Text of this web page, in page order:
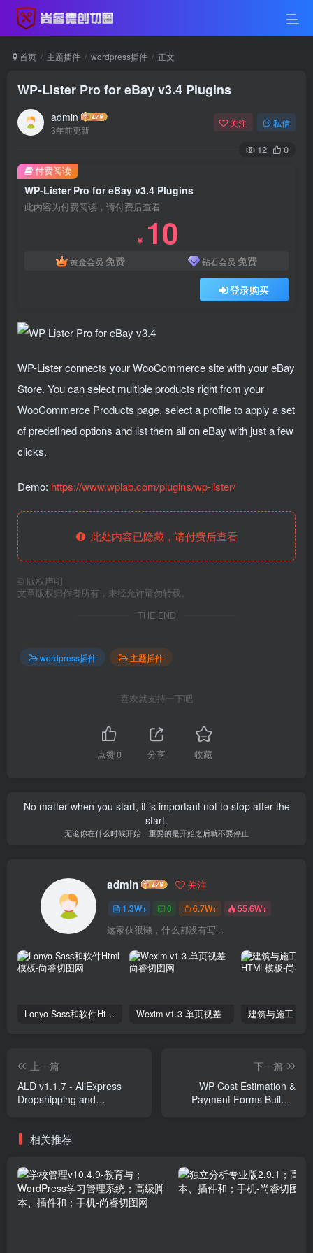
首页 主题插件 wordpress插件 正文
WP-Lister Pro for eBay v3.4 Plugins
admin
3年前更新
关注 私信
12 0
WP-Lister Pro for eBay v3.4 Plugins
此内容为付费阅读，请付费后查看
￥ 10
黄金会员 免费 钻石会员 免费
登录购买
付费阅读
WP-Lister connects your WooCommerce site with your eBay
Store. You can select multiple products right from your
WooCommerce Products page, select a profile to apply a set
of predefined options and list them all on eBay with just a few
clicks.
Demo: https://www.wplab.com/plugins/wp-lister/
此处内容已隐藏，请付费后查看
© 版权声明
文章版权归作者所有，未经允许请勿转载。
THE END
wordpress插件 主题插件
喜欢就支持一下吧
点赞0 分享 收藏
No matter when you start, it is important not to stop after the
start.
无论你在什么时候开始，重要的是开始之后就不要停止
admin 关注
1.3W+ 0 6.7W+ 55.6W+
这家伙很懒，什么都没有写...
Lonyo-Sass和软件Html模板 Wexim v1.3-单页视差
上一篇
ALD v1.1.7 - AliExpress
Dropshipping and
下一篇
WP Cost Estimation &
Payment Forms Builder
相关推荐